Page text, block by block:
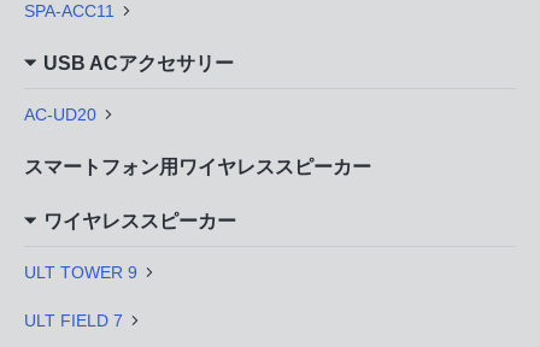
SPA-ACC11
USB ACアクセサリー
AC-UD20
スマートフォン用ワイヤレススピーカー
ワイヤレススピーカー
ULT TOWER 9
ULT FIELD 7